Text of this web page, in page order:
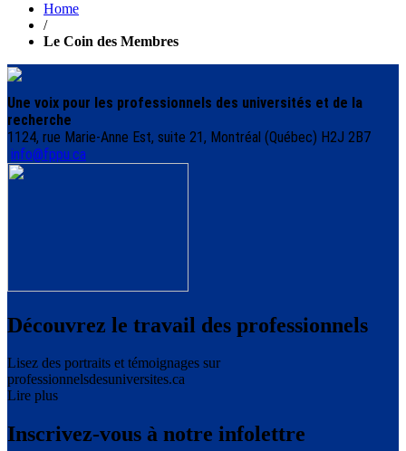
Home
/
Le Coin des Membres
Une voix pour les professionnels des universités et de la
recherche
1124, rue Marie-Anne Est, suite 21, Montréal (Québec) H2J 2B7
info@fppu.ca
Découvrez le travail des professionnels
Lisez des portraits et témoignages sur
professionnelsdesuniversites.ca
Lire plus
Inscrivez-vous à notre infolettre